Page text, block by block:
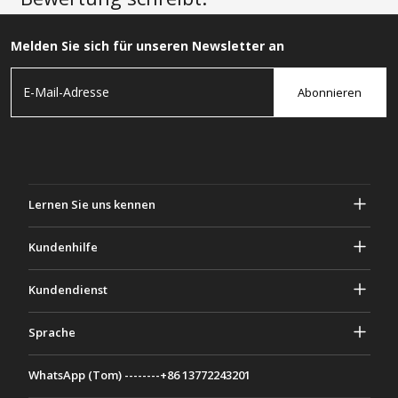
Melden Sie sich für unseren Newsletter an
Abonnieren
Lernen Sie uns kennen
Geschäftsbedingungen
Kundenhilfe
Kontaktiere uns
Kundendienst
Zahlungsmethoden
Sprache
WhatsApp (Tom) --------+86 13772243201